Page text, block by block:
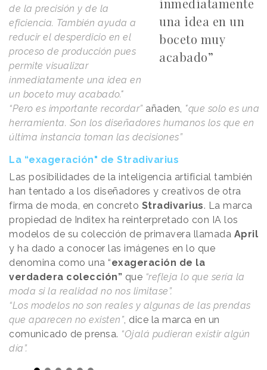
una idea en un
boceto muy
acabado”
de la precisión y de la
eficiencia. También ayuda a
reducir el desperdicio en el
proceso de producción pues
permite visualizar
inmediatamente una idea en
un boceto muy acabado."
“Pero es importante recordar” añaden, "que solo es una
herramienta. Son los diseñadores humanos los que en
última instancia toman las decisiones”
La “exageración" de Stradivarius
Las posibilidades de la inteligencia artificial también
han tentado a los diseñadores y creativos de otra
firma de moda, en concreto Stradivarius. La marca
propiedad de Inditex ha reinterpretado con IA los
modelos de su colección de primavera llamada April
y ha dado a conocer las imágenes en lo que
denomina como una “exageración de la
verdadera colección” que “refleja lo que sería la
moda si la realidad no nos limitase”.
“Los modelos no son reales y algunas de las prendas
que aparecen no existen” , dice la marca en un
comunicado de prensa. “Ojalá pudieran existir algún
día”.